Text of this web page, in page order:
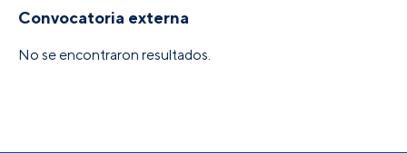
Convocatoria externa
No se encontraron resultados.